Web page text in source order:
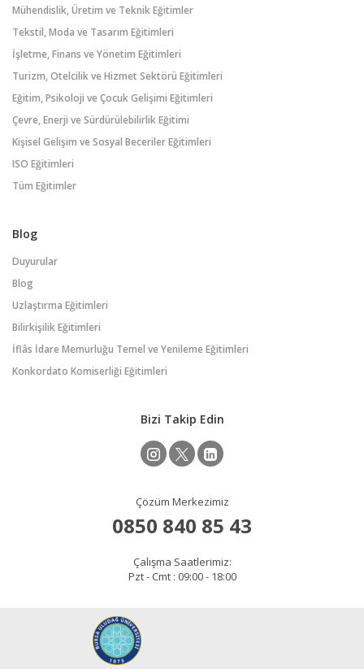
Mühendislik, Üretim ve Teknik Eğitimler
Tekstil, Moda ve Tasarım Eğitimleri
İşletme, Finans ve Yönetim Eğitimleri
Turizm, Otelcilik ve Hizmet Sektörü Eğitimleri
Eğitim, Psikoloji ve Çocuk Gelişimi Eğitimleri
Çevre, Enerji ve Sürdürülebilirlik Eğitimi
Kişisel Gelişim ve Sosyal Beceriler Eğitimleri
ISO Eğitimleri
Tüm Eğitimler
Blog
Duyurular
Blog
Uzlaştırma Eğitimleri
Bilirkişilik Eğitimleri
İflâs İdare Memurluğu Temel ve Yenileme Eğitimleri
Konkordato Komiserliği Eğitimleri
Bizi Takip Edin
Çözüm Merkezimiz
0850 840 85 43
Çalışma Saatlerimiz:
Pzt - Cmt : 09:00 - 18:00